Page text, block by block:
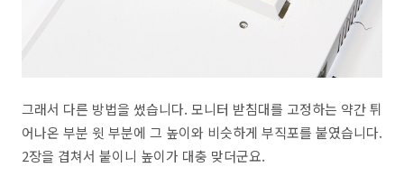
그래서 다른 방법을 썼습니다. 모니터 받침대를 고정하는 약간 튀
어나온 부분 윗 부분에 그 높이와 비슷하게 부직포를 붙였습니다.
2장을 겹쳐서 붙이니 높이가 대충 맞더군요.